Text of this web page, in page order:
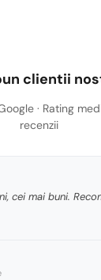
clientii
Google · Rating
recenzii
cei mai buni.